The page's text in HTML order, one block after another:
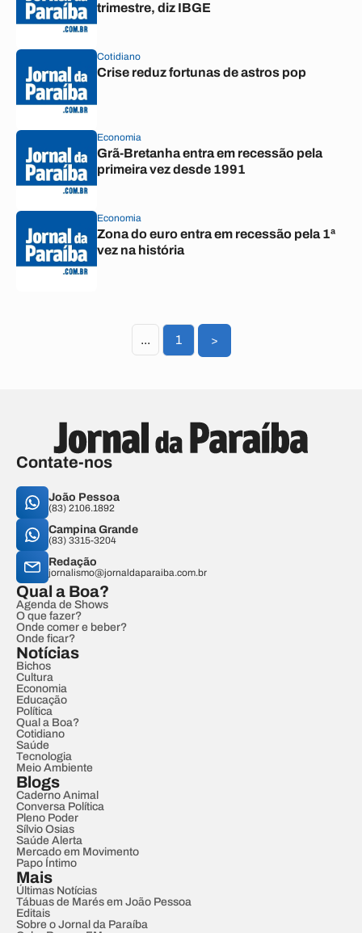
trimestre, diz IBGE
Cotidiano
Crise reduz fortunas de astros pop
Economia
Grã-Bretanha entra em recessão pela
primeira vez desde 1991
Economia
Zona do euro entra em recessão pela 1ª
vez na história
... 1 >
Contate-nos
João Pessoa
(83) 2106.1892
Campina Grande
(83) 3315-3204
Redação
jornalismo@jornaldaparaiba.com.br
Qual a Boa?
Agenda de Shows
O que fazer?
Onde comer e beber?
Onde ficar?
Notícias
Bichos
Cultura
Economia
Educação
Política
Qual a Boa?
Cotidiano
Saúde
Tecnologia
Meio Ambiente
Blogs
Caderno Animal
Conversa Política
Pleno Poder
Sílvio Osias
Saúde Alerta
Mercado em Movimento
Papo Íntimo
Mais
Últimas Notícias
Tábuas de Marés em João Pessoa
Editais
Sobre o Jornal da Paraíba